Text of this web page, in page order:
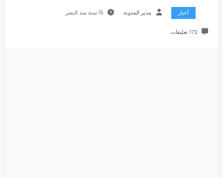
أخبار مدير المدونة 15 سنة منذ النشر
172 تعليقات